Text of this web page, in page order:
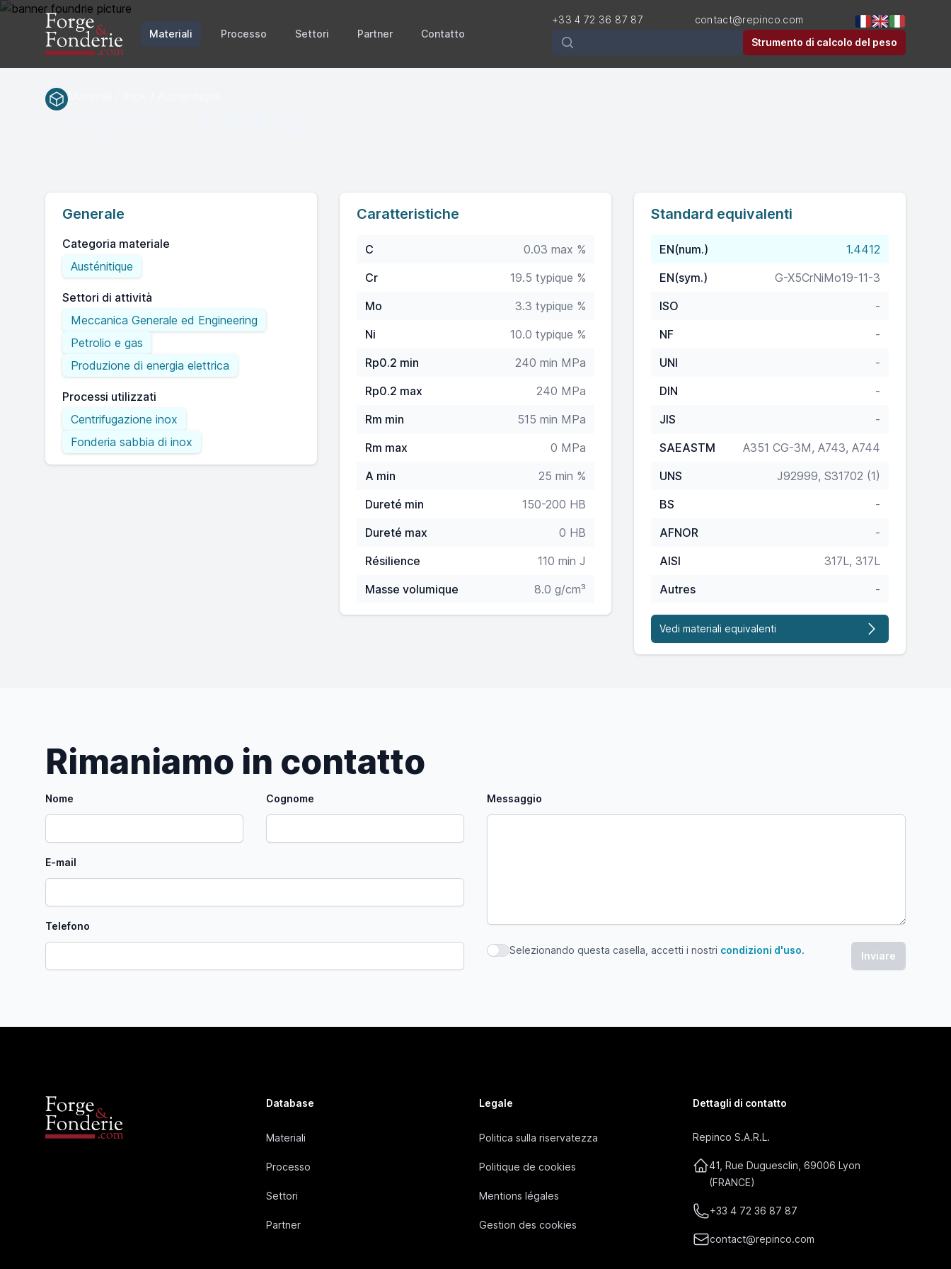
Materiali Processo Settori Partner Contatto
+33 4 72 36 87 87 contact@repinco.com
Rechercher Strumento di calcolo del peso
Generale
Categoria materiale
Austénitique
Settori di attività
Meccanica Generale ed Engineering
Petrolio e gas
Produzione di energia elettrica
Processi utilizzati
Centrifugazione inox
Fonderia sabbia di inox
Caratteristiche
C
0.03 max %
Cr
19.5 typique %
Mo
3.3 typique %
Ni
10.0 typique %
Rp0.2 min
240 min MPa
Rp0.2 max
240 MPa
Rm min
515 min MPa
Rm max
0 MPa
A min
25 min %
Dureté min
150-200 HB
Dureté max
0 HB
Résilience
110 min J
Masse volumique
8.0 g/cm³
Standard equivalenti
EN(num.)
1.4412
EN(sym.)
G-X5CrNiMo19-11-3
ISO
-
NF
-
UNI
-
DIN
-
JIS
-
SAEASTM
A351 CG-3M, A743, A744
UNS
J92999, S31702 (1)
BS
-
AFNOR
-
AISI
317L, 317L
Autres
-
Vedi materiali equivalenti
Rimaniamo in contatto
Nome Cognome
E-mail
Telefono
Messaggio
Selezionando questa casella, accetti i nostri condizioni d'uso
Selezionando questa casella, accetti i nostri condizioni d'uso.
Database
Materiali
Processo
Settori
Partner
Legale
Politica sulla riservatezza
Politique de cookies
Mentions légales
Gestion des cookies
Dettagli di contatto
Repinco S.A.R.L.
41, Rue Duguesclin, 69006 Lyon
(FRANCE)
+33 4 72 36 87 87
contact@repinco.com